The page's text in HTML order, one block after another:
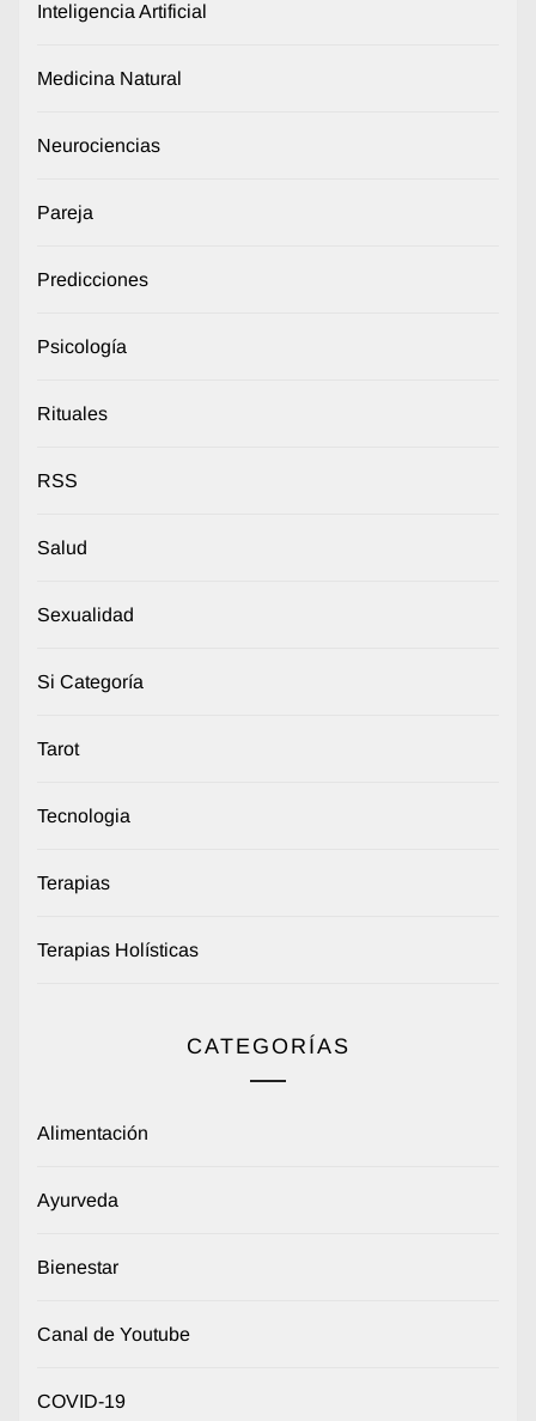
Inteligencia Artificial
Medicina Natural
Neurociencias
Pareja
Predicciones
Psicología
Rituales
RSS
Salud
Sexualidad
Si Categoría
Tarot
Tecnologia
Terapias
Terapias Holísticas
CATEGORÍAS
Alimentación
Ayurveda
Bienestar
Canal de Youtube
COVID-19